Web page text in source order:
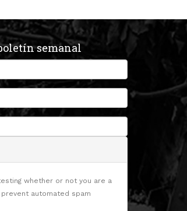
semanal
whether or not you are a
automated spam